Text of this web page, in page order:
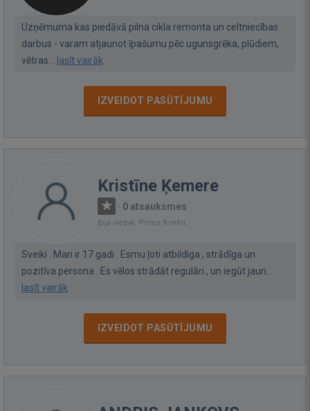
Uzņēmuma kas piedāvā pilna cikla remonta un celtniecības
darbus - varam atjaunot īpašumu pēc ugunsgrēka, plūdiem,
vētras... lasīt vairāk
IZVEIDOT PASŪTĪJUMU
Kristīne Ķemere
· 0 atsauksmes
Bija vietnē: Pirms 9 mēn.
Sveiki . Man ir 17 gadi . Esmu ļoti atbildìga , strādīga un
pozitīva persona . Es vēlos strādāt regulāri , un iegūt jaun...
lasīt vairāk
IZVEIDOT PASŪTĪJUMU